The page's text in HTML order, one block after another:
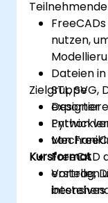
nutzen,
Dateien in
STL, SVG,
Python
von
FreeCAD
erstellen
Zielgruppe
Designer
Entwickler
Kursformat
Vortrag,